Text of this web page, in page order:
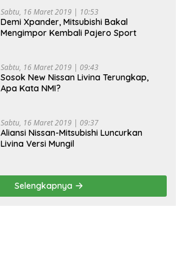
Sabtu, 16 Maret 2019 | 10:53
Demi Xpander, Mitsubishi Bakal
Mengimpor Kembali Pajero Sport
Sabtu, 16 Maret 2019 | 09:43
Sosok New Nissan Livina Terungkap,
Apa Kata NMI?
Sabtu, 16 Maret 2019 | 09:37
Aliansi Nissan-Mitsubishi Luncurkan
Livina Versi Mungil
Selengkapnya